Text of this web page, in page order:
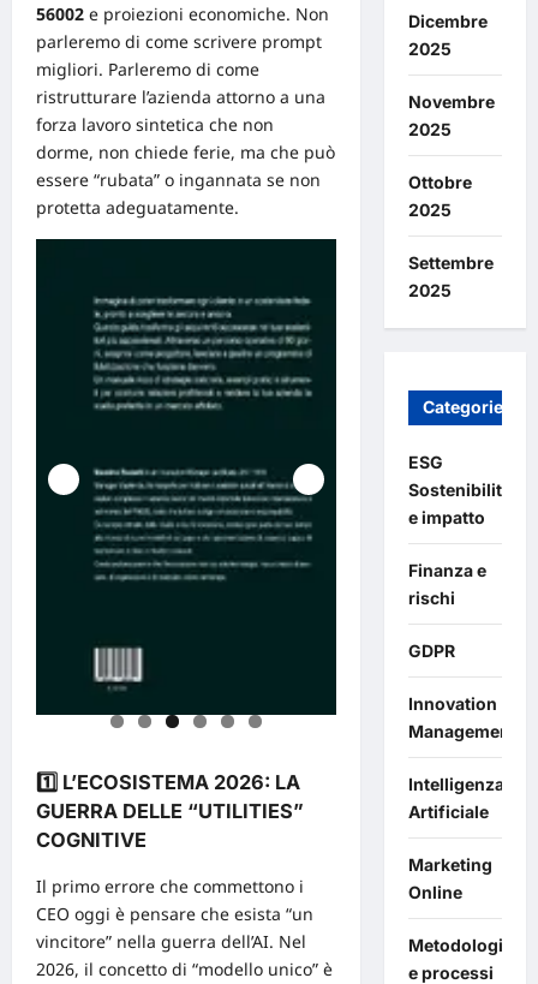
56002 e proiezioni economiche. Non
parleremo di come scrivere prompt
migliori. Parleremo di come
ristrutturare l’azienda attorno a una
forza lavoro sintetica che non
dorme, non chiede ferie, ma che può
essere “rubata” o ingannata se non
protetta adeguatamente.
1️⃣ L’ECOSISTEMA 2026: LA
GUERRA DELLE “UTILITIES”
COGNITIVE
Il primo errore che commettono i
CEO oggi è pensare che esista “un
vincitore” nella guerra dell’AI. Nel
2026, il concetto di “modello unico” è
Dicembre
2025
Novembre
2025
Ottobre
2025
Settembre
2025
Categories
ESG
Sostenibilità
e impatto
Finanza e
rischi
GDPR
Innovation
Management
Intelligenza
Artificiale
Marketing
Online
Metodologie
e processi